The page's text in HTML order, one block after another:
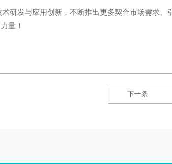
研发与应用创新，不断推出更多契合市场需求、引
量！
下一条